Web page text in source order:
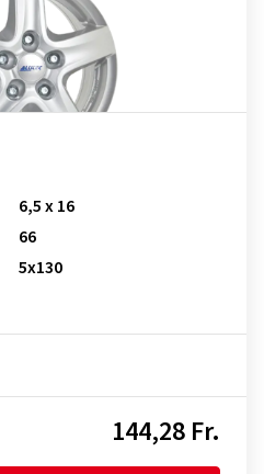
6,5 x 16
66
5x130
144,28 Fr.